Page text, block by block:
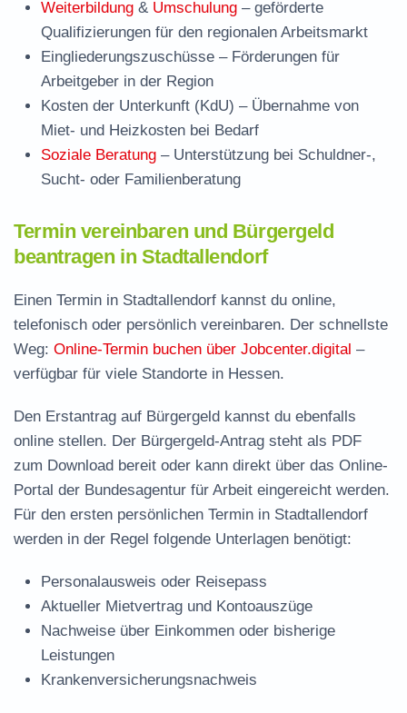
Weiterbildung & Umschulung – geförderte
Qualifizierungen für den regionalen Arbeitsmarkt
Eingliederungszuschüsse – Förderungen für
Arbeitgeber in der Region
Kosten der Unterkunft (KdU) – Übernahme von
Miet- und Heizkosten bei Bedarf
Soziale Beratung – Unterstützung bei Schuldner-,
Sucht- oder Familienberatung
Termin vereinbaren und Bürgergeld
beantragen in Stadtallendorf
Einen Termin in Stadtallendorf kannst du online,
telefonisch oder persönlich vereinbaren. Der schnellste
Weg: Online-Termin buchen über Jobcenter.digital –
verfügbar für viele Standorte in Hessen.
Den Erstantrag auf Bürgergeld kannst du ebenfalls
online stellen. Der Bürgergeld-Antrag steht als PDF
zum Download bereit oder kann direkt über das Online-
Portal der Bundesagentur für Arbeit eingereicht werden.
Für den ersten persönlichen Termin in Stadtallendorf
werden in der Regel folgende Unterlagen benötigt:
Personalausweis oder Reisepass
Aktueller Mietvertrag und Kontoauszüge
Nachweise über Einkommen oder bisherige
Leistungen
Krankenversicherungsnachweis